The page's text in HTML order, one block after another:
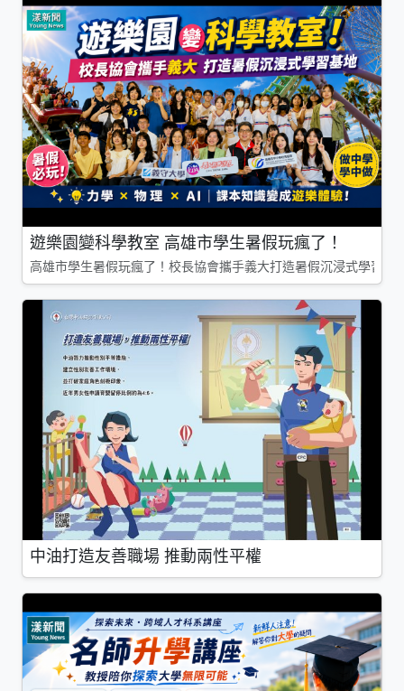
遊樂園變科學教室 高雄市學生暑假玩瘋了！
高雄市學生暑假玩瘋了！校長協會攜手義大打造暑假沉浸式學習基
中油打造友善職場 推動兩性平權